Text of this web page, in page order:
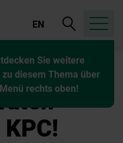
Sie weitere
zu diesem Thema über
rechts oben!
EN
Suche
öffnen